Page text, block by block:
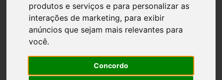
produtos e serviços e para personalizar as
interações de marketing, para exibir
anúncios que sejam mais relevantes para
você.
Concordo